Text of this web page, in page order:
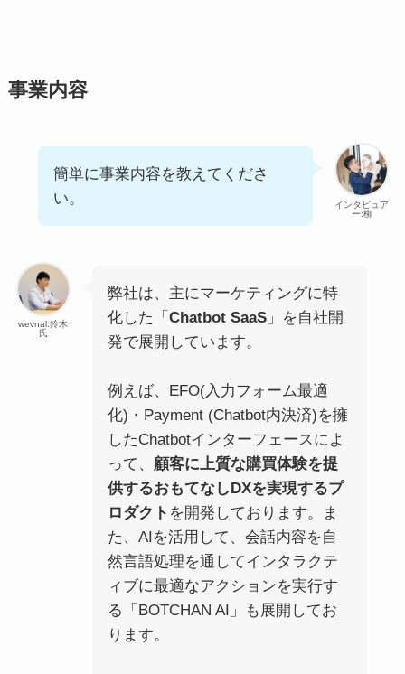
事業内容
インタビュア
ー:柳
簡単に事業内容を教えてくださ
い。
wevnal:鈴木
氏
弊社は、主にマーケティングに特
化した「 Chatbot SaaS」を自社開
発で展開しています。
例えば、EFO(入力フォーム最適
化)・Payment (Chatbot内決済)を擁
したChatbotインターフェースによ
って、 顧客に上質な購買体験を提
供するおもてなしDXを実現するプ
ロダクト を開発しております。ま
た、AIを活用して、会話内容を自
然言語処理を通してインタラクテ
ィブに最適なアクションを実行す
る「BOTCHAN AI」も展開してお
ります。